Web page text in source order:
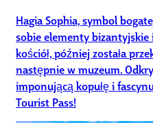
Hagia Sophia, symbol
sobie elementy bizantyjskie
kościół, później została
następnie w muzeum.
imponującą kopułę i
Tourist Pass!